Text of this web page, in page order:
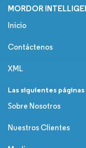
MORDOR
Inicio
Contáctenos
XML
Las siguientes
Sobre Nosotros
Nuestros Clientes